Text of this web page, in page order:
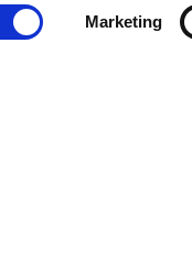
Marketing